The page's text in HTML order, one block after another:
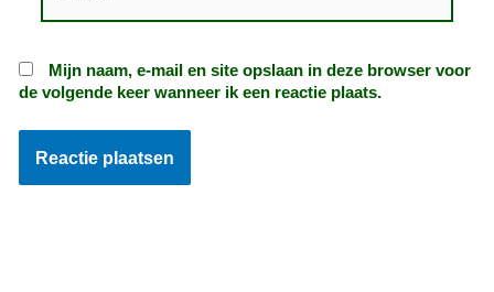
Mijn naam, e-mail en site opslaan in deze browser voor
de volgende keer wanneer ik een reactie plaats.